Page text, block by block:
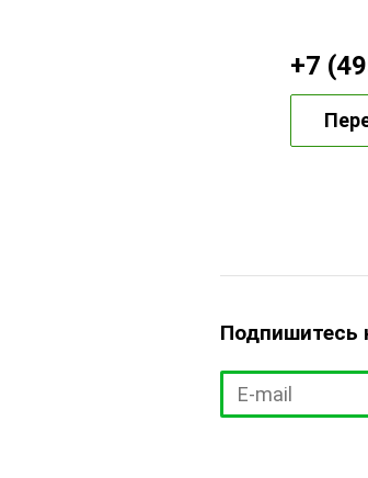
+7
Подпишитесь